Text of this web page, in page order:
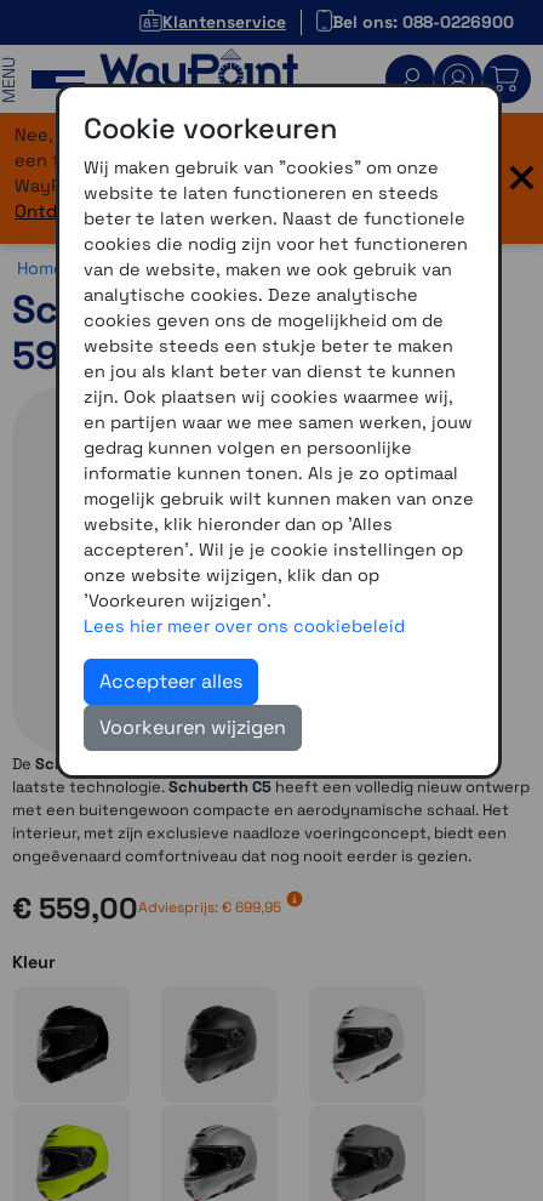
Klantenservice Bel ons: 088-0226900
Nee, je bent niet verdwaald! Onze website heeft
een flinke upgrade gekregen. Dezelfde vertrouwde
WayPoint-service, maar dan in een modern jasje.
Ontdek hier wat er allemaal nieuw is.
×
Home >Motor >Helmen >Schuberth C5
Schuberth C5 Mat Blauw
59
De Schuberth C5
is een helm van de laatste generatie vol met de
laatste technologie.Schuberth C5 heeft een volledig nieuw ontwerp
met een buitengewoon compacte en aerodynamische schaal. Het
interieur, met zijn exclusieve naadloze voeringconcept, biedt een
ongeëvenaard comfortniveau dat nog nooit eerder is gezien.
€ 559,00Adviesprijs: € 699,95
Kleur
Cookie voorkeuren
Wij maken gebruik van "cookies" om onze
website te laten functioneren en steeds
beter te laten werken. Naast de functionele
cookies die nodig zijn voor het functioneren
van de website, maken we ook gebruik van
analytische cookies. Deze analytische
cookies geven ons de mogelijkheid om de
website steeds een stukje beter te maken
en jou als klant beter van dienst te kunnen
zijn. Ook plaatsen wij cookies waarmee wij,
en partijen waar we mee samen werken, jouw
gedrag kunnen volgen en persoonlijke
informatie kunnen tonen. Als je zo optimaal
mogelijk gebruik wilt kunnen maken van onze
website, klik hieronder dan op 'Alles
accepteren'. Wil je je cookie instellingen op
onze website wijzigen, klik dan op
'Voorkeuren wijzigen'.
Lees hier meer over ons cookiebeleid
Accepteer alles
Voorkeuren wijzigen